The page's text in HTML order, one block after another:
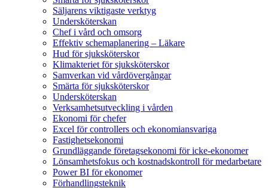
Säljarens viktigaste verktyg
Undersköterskan
Chef i vård och omsorg
Effektiv schemaplanering – Läkare
Hud för sjuksköterskor
Klimakteriet för sjuksköterskor
Samverkan vid vårdövergångar
Smärta för sjuksköterskor
Undersköterskan
Verksamhetsutveckling i vården
Ekonomi för chefer
Excel för controllers och ekonomiansvariga
Fastighetsekonomi
Grundläggande företagsekonomi för icke-ekonomer
Lönsamhetsfokus och kostnadskontroll för medarbetare
Power BI för ekonomer
Förhandlingsteknik